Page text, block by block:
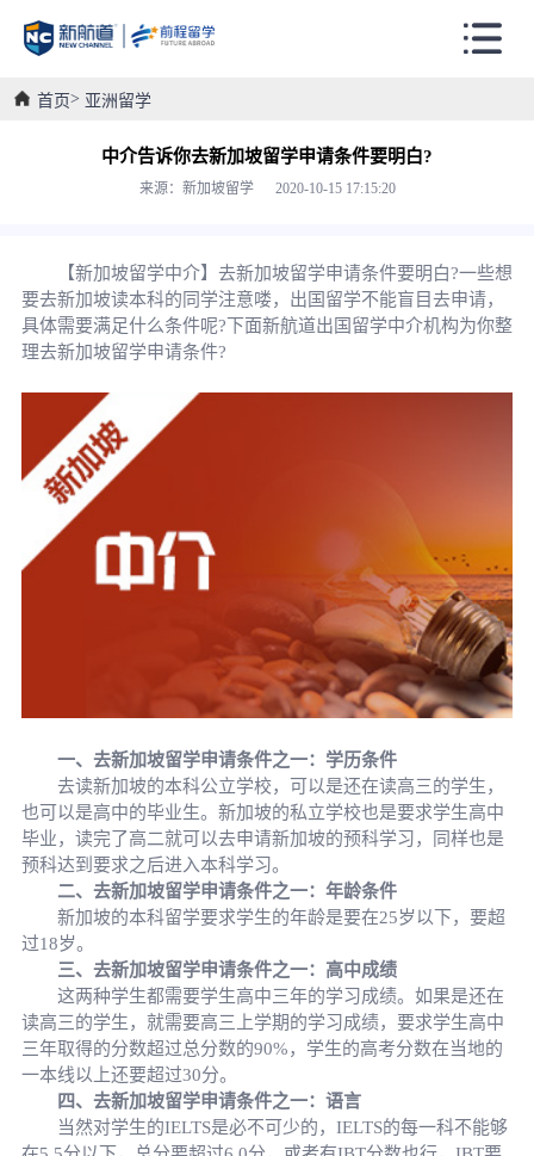
首页 亚洲留学
中介告诉你去新加坡留学申请条件要明白?
来源：新加坡留学 2020-10-15 17:15:20
【新加坡留学中介】去新加坡留学申请条件要明白?一些想
要去新加坡读本科的同学注意喽，出国留学不能盲目去申请，
具体需要满足什么条件呢?下面新航道出国留学中介机构为你整
理去新加坡留学申请条件?
一、去新加坡留学申请条件之一：学历条件
去读新加坡的本科公立学校，可以是还在读高三的学生，
也可以是高中的毕业生。新加坡的私立学校也是要求学生高中
毕业，读完了高二就可以去申请新加坡的预科学习，同样也是
预科达到要求之后进入本科学习。
二、去新加坡留学申请条件之一：年龄条件
新加坡的本科留学要求学生的年龄是要在25岁以下，要超
过18岁。
三、去新加坡留学申请条件之一：高中成绩
这两种学生都需要学生高中三年的学习成绩。如果是还在
读高三的学生，就需要高三上学期的学习成绩，要求学生高中
三年取得的分数超过总分数的90%，学生的高考分数在当地的
一本线以上还要超过30分。
四、去新加坡留学申请条件之一：语言
当然对学生的IELTS是必不可少的，IELTS的每一科不能够